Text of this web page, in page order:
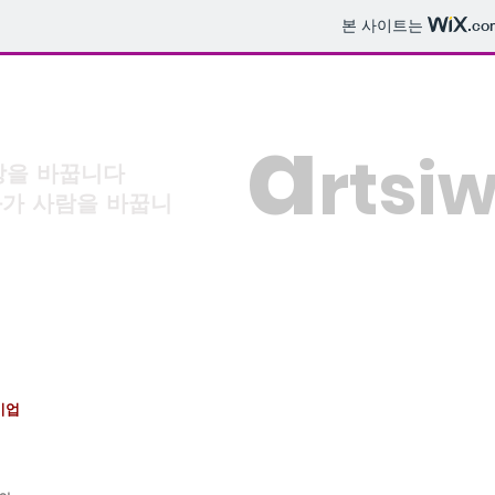
본 사이트는
바꿉니다
람을 바꿉니
a
업